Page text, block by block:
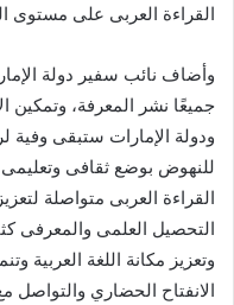
القراءة العربى على مستوى
وأضاف نائب سفير دولة
جميعًا نشر المعرفة، وتمكين
ودولة الإمارات ستبقى وفية
للنهوض بوضع ثقافى
القراءة العربى متواصلة
التحصيل العلمى والمعرفى
وتعزيز مكانة اللغة العربية
الانفتاح الحضاري والتواصل